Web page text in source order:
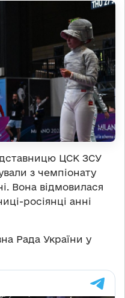
ЦСК ЗСУ
з чемпіонату
Вона відмовилася
росіянці анні
Рада України у